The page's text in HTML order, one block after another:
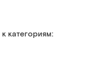
категориям: